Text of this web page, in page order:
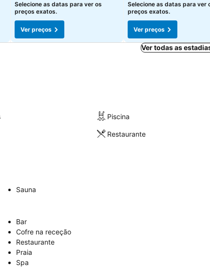
Selecione as datas para ver os
preços exatos.
Ver preços
Selecione as datas para ver
preços exatos.
Ver preços
Ver todas as
Piscina
Restaurante
Sauna
Bar
Cofre na receção
Restaurante
Praia
Spa